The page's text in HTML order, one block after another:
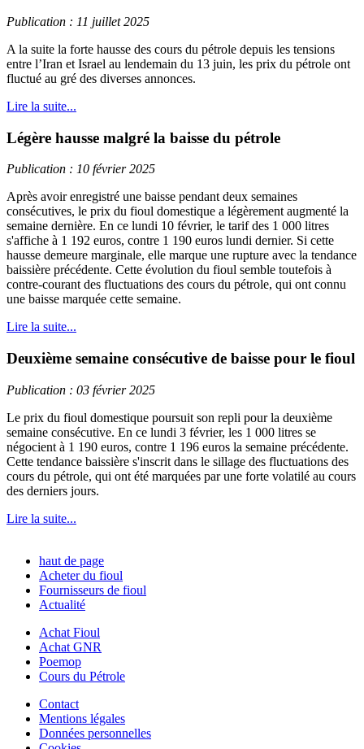
Publication : 11 juillet 2025
A la suite la forte hausse des cours du pétrole depuis les tensions
entre l’Iran et Israel au lendemain du 13 juin, les prix du pétrole ont
fluctué au gré des diverses annonces.
Lire la suite...
Légère hausse malgré la baisse du pétrole
Publication : 10 février 2025
Après avoir enregistré une baisse pendant deux semaines
consécutives, le prix du fioul domestique a légèrement augmenté la
semaine dernière. En ce lundi 10 février, le tarif des 1 000 litres
s'affiche à 1 192 euros, contre 1 190 euros lundi dernier. Si cette
hausse demeure marginale, elle marque une rupture avec la tendance
baissière précédente. Cette évolution du fioul semble toutefois à
contre-courant des fluctuations des cours du pétrole, qui ont connu
une baisse marquée cette semaine.
Lire la suite...
Deuxième semaine consécutive de baisse pour le fioul
Publication : 03 février 2025
Le prix du fioul domestique poursuit son repli pour la deuxième
semaine consécutive. En ce lundi 3 février, les 1 000 litres se
négocient à 1 190 euros, contre 1 196 euros la semaine précédente.
Cette tendance baissière s'inscrit dans le sillage des fluctuations des
cours du pétrole, qui ont été marquées par une forte volatilé au cours
des derniers jours.
Lire la suite...
haut de page
Acheter du fioul
Fournisseurs de fioul
Actualité
Achat Fioul
Achat GNR
Poemop
Cours du Pétrole
Contact
Mentions légales
Données personnelles